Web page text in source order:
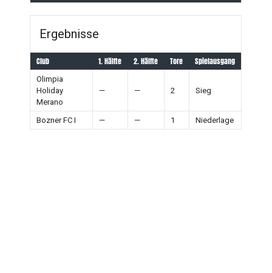
Ergebnisse
Club 1. Hälfte 2. Hälfte Tore Spielausgang
Olimpia
Holiday
Merano
— — 2 Sieg
Bozner FC I — — 1 Niederlage